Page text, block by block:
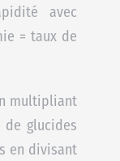
avec
= taux de
multipliant
de glucides
en divisant